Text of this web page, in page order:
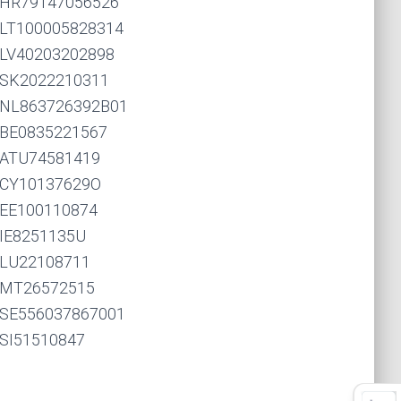
LT100005828314
LV40203202898
SK2022210311
NL863726392B01
BE0835221567
ATU74581419
CY10137629O
EE100110874
IE8251135U
LU22108711
MT26572515
SE556037867001
SI51510847